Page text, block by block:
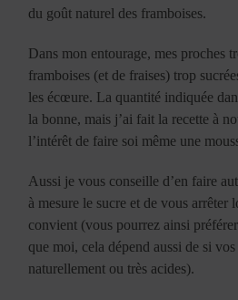
du goût naturel des framboises.
Dans mon entourage, mes proches
framboises (et de fraises) trop
les écœure. La quantité indiquée
la bonne, mais j’ai fait la recette à
l’intérêt de faire soi même une
Aussi je vous conseille d’en faire
à mesure le sucre et de vous arrêter
convient (vous pourrez ainsi
que moi, cela dépend aussi de si
naturellement ou très acides).